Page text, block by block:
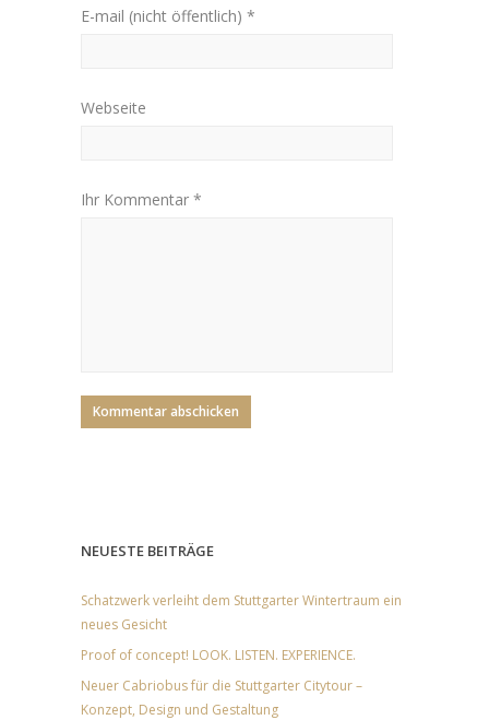
E-mail (nicht öffentlich) *
Webseite
Ihr Kommentar *
NEUESTE BEITRÄGE
Schatzwerk verleiht dem Stuttgarter Wintertraum ein
neues Gesicht
Proof of concept! LOOK. LISTEN. EXPERIENCE.
Neuer Cabriobus für die Stuttgarter Citytour –
Konzept, Design und Gestaltung